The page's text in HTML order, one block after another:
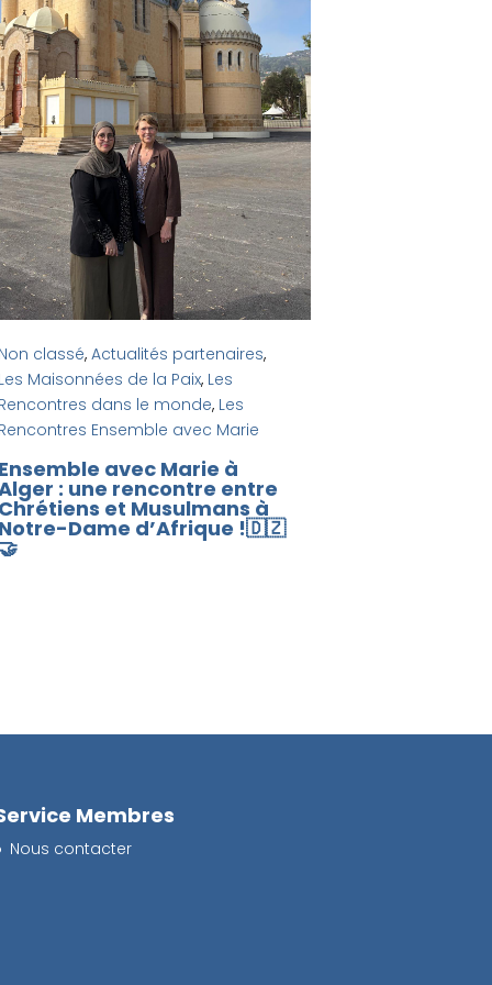
Non classé,Actualités partenaires,
Les Maisonnées de la Paix, Les
Rencontres dans le monde, Les
Rencontres Ensemble avec Marie
Ensemble avec Marie à
: une rencontre entre
Chrétiens et Musulmans à
Notre-Dame d’Afrique !🇩🇿
🤝
Membres
Nous contacter